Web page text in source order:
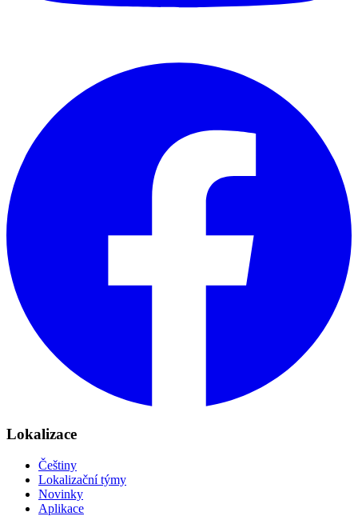
Lokalizace
Češtiny
Lokalizační týmy
Novinky
Aplikace